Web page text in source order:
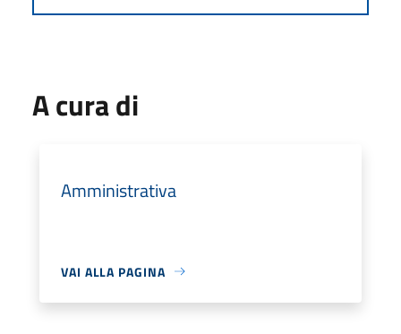
A cura di
Amministrativa
VAI ALLA PAGINA